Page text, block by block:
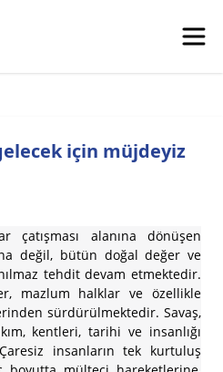
için müjdeyiz
çatışması alanına dönüşen
değil, bütün doğal değer ve
tehdit devam etmektedir.
mazlum halklar ve özellikle
sürdürülmektedir. Savaş,
kentleri, tarihi ve insanlığı
insanların tek kurtuluş